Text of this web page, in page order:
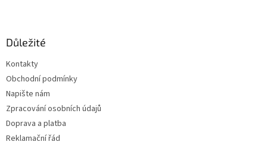
Důležité
Kontakty
Obchodní podmínky
Napište nám
Zpracování osobních údajů
Doprava a platba
Reklamační řád